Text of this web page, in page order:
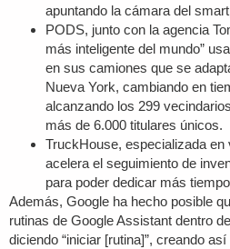
apuntando la cámara del
PODS, junto con la agencia
más inteligente del mundo”
en sus camiones que se
Nueva York, cambiando en
alcanzando los 299
más de 6.000 titulares únicos.
TruckHouse, especializada
acelera el seguimiento de
para poder dedicar más
Además, Google ha hecho posible
rutinas de Google Assistant dentro
diciendo “iniciar [rutina]”, creando